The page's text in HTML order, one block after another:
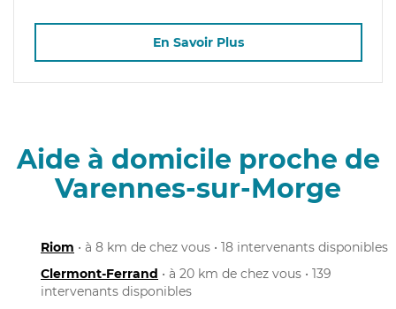
En Savoir Plus
Aide à domicile proche de
Varennes-sur-Morge
Riom • à 8 km de chez vous • 18 intervenants disponibles
Clermont-Ferrand • à 20 km de chez vous • 139
intervenants disponibles